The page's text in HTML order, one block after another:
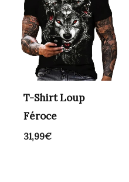
T-Shirt Loup
Féroce
31,99€